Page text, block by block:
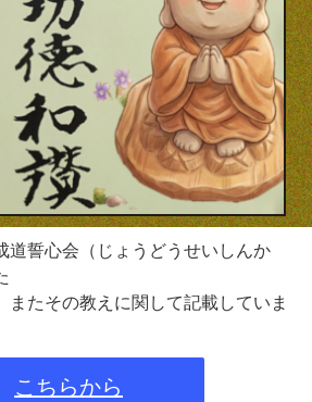
道誓心会（じょうどうせいしんか
またその教えに関して記載していま
こちらから